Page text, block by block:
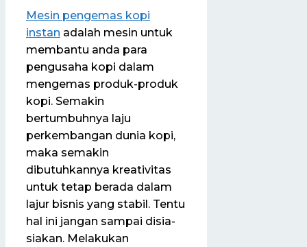
Mesin pengemas kopi
instan adalah mesin untuk
membantu anda para
pengusaha kopi dalam
mengemas produk-produk
kopi. Semakin
bertumbuhnya laju
perkembangan dunia kopi,
maka semakin
dibutuhkannya kreativitas
untuk tetap berada dalam
lajur bisnis yang stabil. Tentu
hal ini jangan sampai disia-
siakan. Melakukan